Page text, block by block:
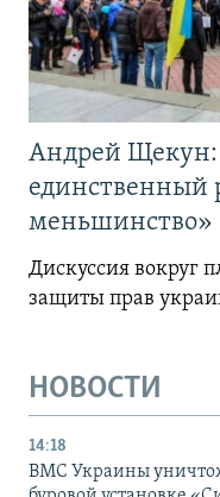
Андрей
единственный
меньшинство»
Дискуссия вокруг
защиты прав
НОВОСТИ
14:18
ВМС Украины